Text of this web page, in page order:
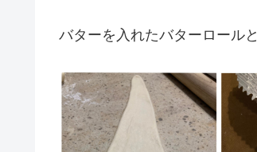
バターを入れたバターロールと